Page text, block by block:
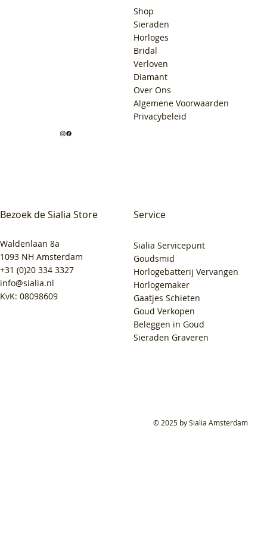
Bezoek de Sialia Store
Waldenlaan 8a
1093 NH Amsterdam
+31 (0)20 334 3327
info@sialia.nl
KvK: 08098609
Shop
Sieraden
Horloges
Bridal
Verloven
Diamant
Over Ons
Algemene Voorwaarden
Privacybeleid
Service
Sialia Servicepunt
Goudsmid
Horlogebatterij Vervangen
Horlogemaker
Gaatjes Schieten
Goud Verkopen
Beleggen in Goud
Sieraden Graveren
© 2025 by Sialia Amsterdam